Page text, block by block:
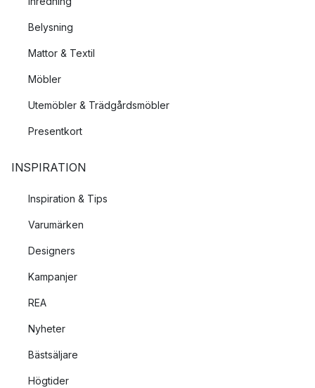
Belysning
Mattor & Textil
Möbler
Utemöbler & Trädgårdsmöbler
Presentkort
INSPIRATION
Inspiration & Tips
Varumärken
Designers
Kampanjer
REA
Nyheter
Bästsäljare
Högtider